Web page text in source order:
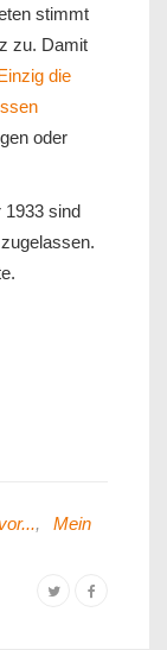
stimmt
zu. Damit
die
oder
1933 sind
,
Mein